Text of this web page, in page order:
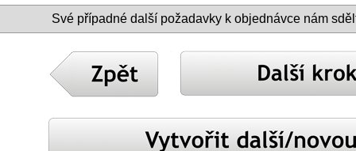
Své případné další požadavky k objednávce nám